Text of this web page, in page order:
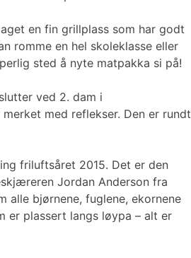
en fin grillplass som har godt
romme en hel skoleklasse eller
sted å nyte matpakka si på!
ved 2. dam i
med reflekser. Den er rundt
friluftsåret 2015. Det er den
Jordan Anderson fra
alle bjørnene, fuglene, ekornene
er plassert langs løypa – alt er